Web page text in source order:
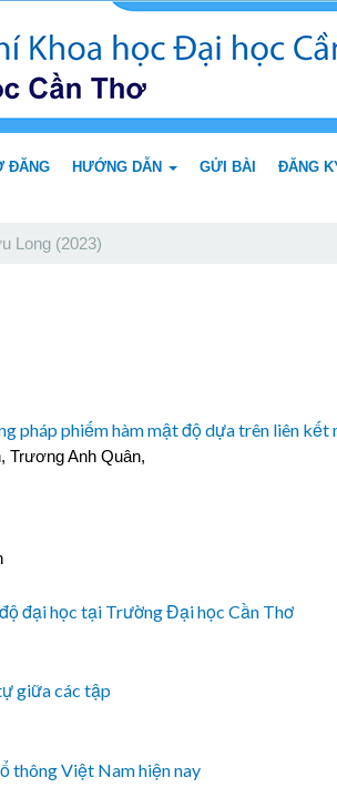
ĐĂNG HƯỚNG DẪN GỬI BÀI ĐĂNG
Long (2023)
pháp phiếm hàm mật độ dựa trên liên kết
Trương Anh Quân,
đại học tại Trường Đại học Cần Thơ
giữa các tập
thông Việt Nam hiện nay